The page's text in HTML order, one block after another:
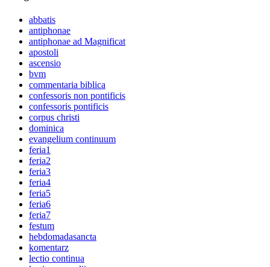
abbatis
antiphonae
antiphonae ad Magnificat
apostoli
ascensio
bvm
commentaria biblica
confessoris non pontificis
confessoris pontificis
corpus christi
dominica
evangelium continuum
feria1
feria2
feria3
feria4
feria5
feria6
feria7
festum
hebdomadasancta
komentarz
lectio continua